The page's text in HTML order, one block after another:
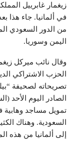
زيغمار غابرييل
في ألمانيا. جاء هذا
من الدور السعودي
اليمن وسوريا.
وقال نائب ميركل
الحزب الاشتراكي
تصريحاته لصحيفة
تمويل مساجد وهابية
السعودية. وهناك
إلى ألمانيا من هذه